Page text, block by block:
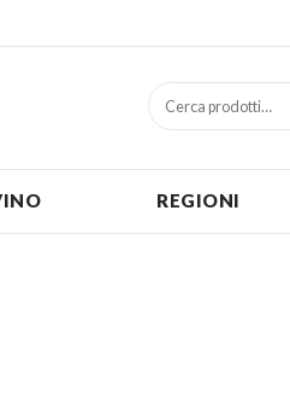
REGIONI